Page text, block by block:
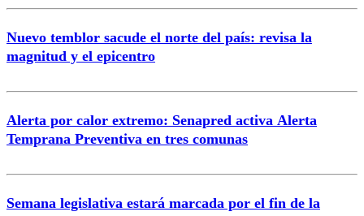
Nuevo temblor sacude el norte del país: revisa la
magnitud y el epicentro
Alerta por calor extremo: Senapred activa Alerta
Temprana Preventiva en tres comunas
Semana legislativa estará marcada por el fin de la